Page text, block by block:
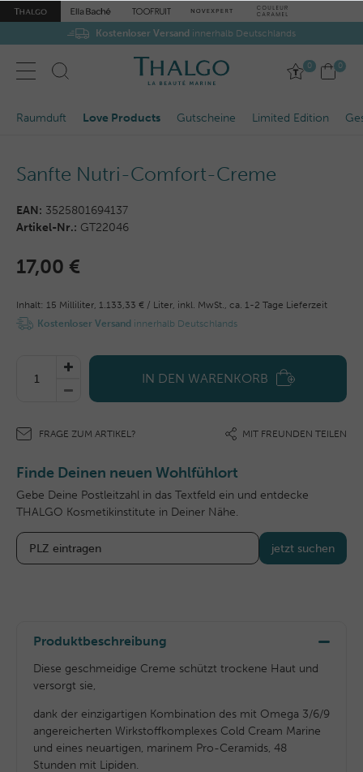
Kostenloser Versand innerhalb Deutschlands
0 0
Love Products Gutscheine Limited Edition
Raumduft
Sanfte Nutri-Comfort-Creme
EAN: 3525801694137
Artikel-Nr.: GT22046
17,00 €
Inhalt: 15 Milliliter, 1.133,33 € / Liter, inkl. MwSt., ca. 1-2 Tage Lieferzeit
Kostenloser Versand innerhalb Deutschlands
IN DEN WARENKORB
FRAGE ZUM ARTIKEL? MIT FREUNDEN TEILEN
Finde Deinen neuen Wohlfühlort
Gebe Deine Postleitzahl in das Textfeld ein und entdecke
THALGO Kosmetikinstitute in Deiner Nähe.
jetzt suchen
Produktbeschreibung
Diese geschmeidige Creme schützt trockene Haut und
versorgt sie,
dank der einzigartigen Kombination des mit Omega 3/6/9
angereicherten Wirkstoffkomplexes Cold Cream Marine
und eines neuartigen, marinem Pro-Ceramids, 48
Stunden mit Lipiden.